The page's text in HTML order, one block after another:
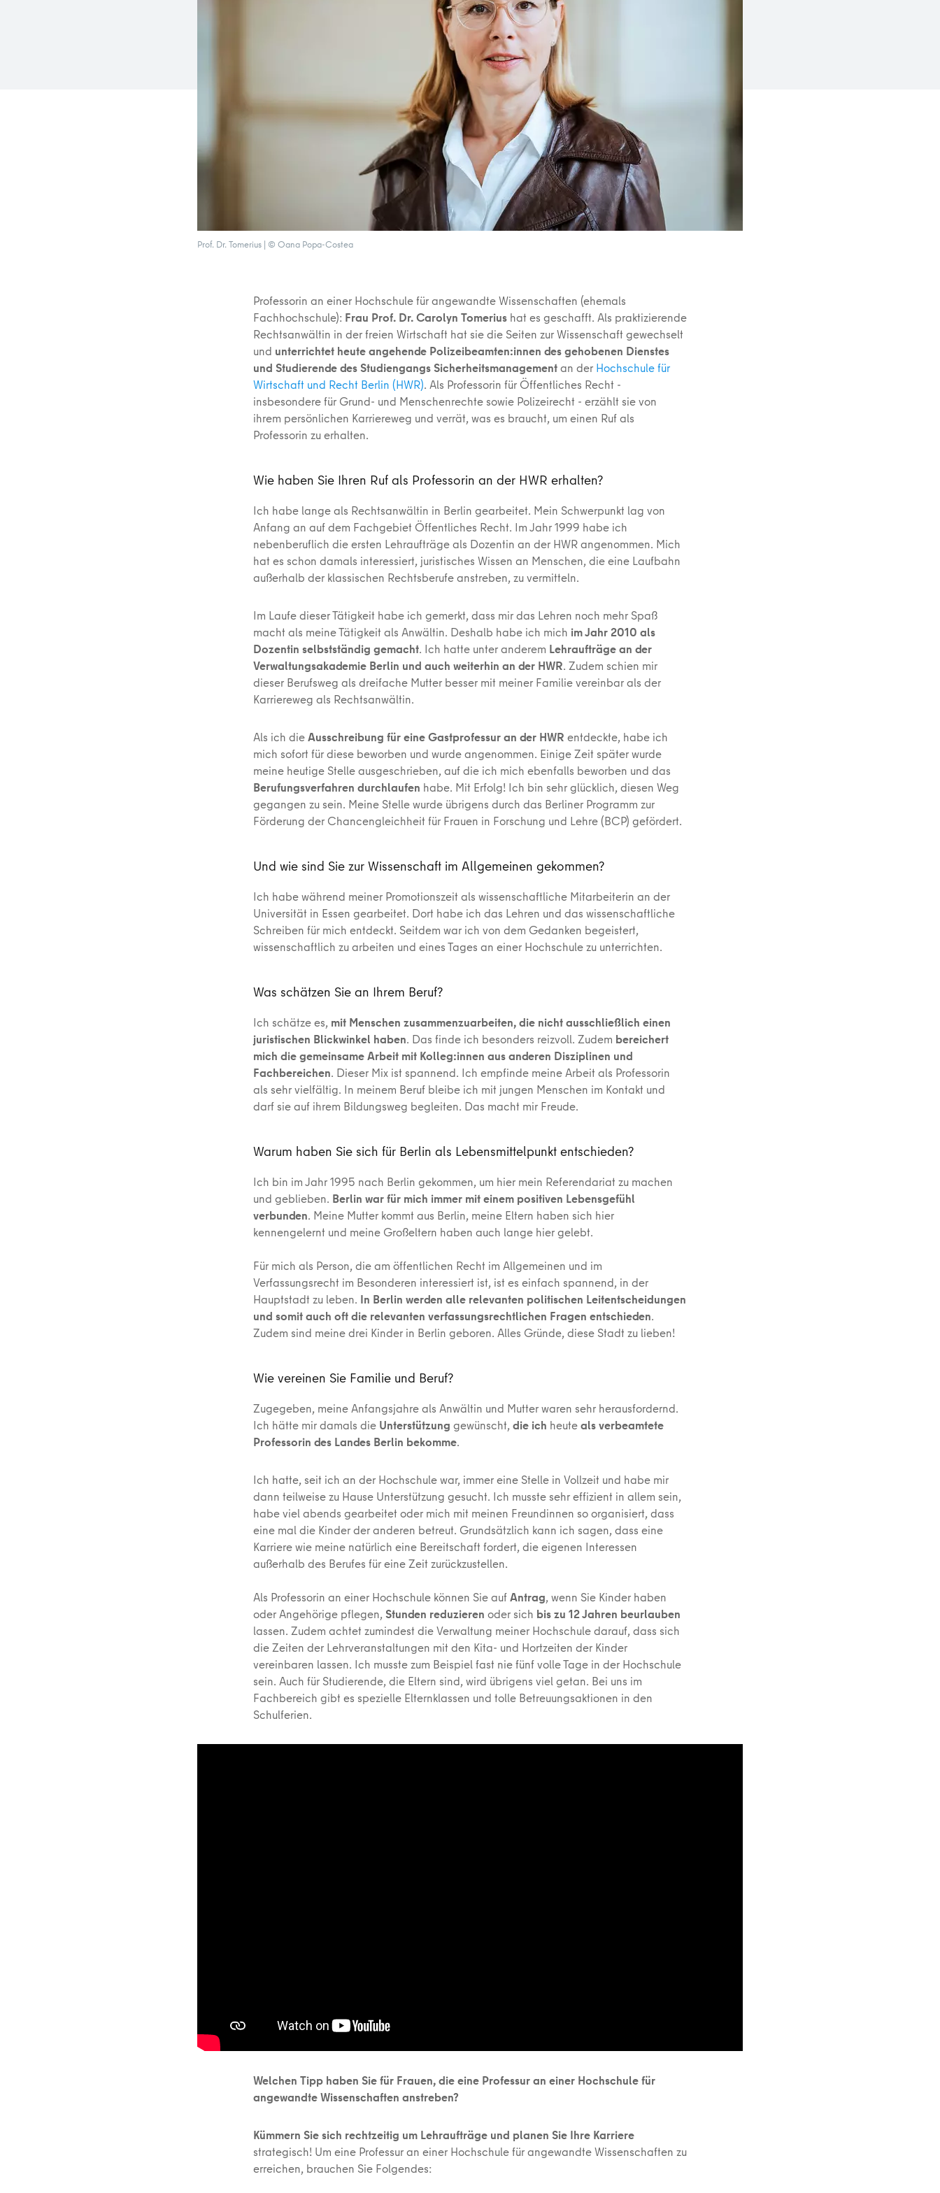
Prof. Dr. Tomerius | © Oana Popa-Costea
Professorin an einer Hochschule für angewandte Wissenschaften (ehemals
Fachhochschule): Frau Prof. Dr. Carolyn Tomerius hat es geschafft. Als praktizierende
Rechtsanwältin in der freien Wirtschaft hat sie die Seiten zur Wissenschaft gewechselt
und unterrichtet heute angehende Polizeibeamten:innen des gehobenen Dienstes
und Studierende des Studiengangs Sicherheitsmanagementan der Hochschule für
Wirtschaft und Recht Berlin (HWR). Als Professorin für Öffentliches Recht -
insbesondere für Grund- und Menschenrechte sowie Polizeirecht - erzählt sie von
ihrem persönlichen Karriereweg und verrät, was es braucht, um einen Ruf als
Professorin zu erhalten.
Wie haben Sie Ihren Ruf als Professorin an der HWR erhalten?
Ich habe lange als Rechtsanwältin in Berlin gearbeitet. Mein Schwerpunkt lag von
Anfang an auf dem Fachgebiet Öffentliches Recht. Im Jahr 1999 habe ich
nebenberuflich die ersten Lehraufträge als Dozentin an der HWR angenommen. Mich
hat es schon damals interessiert, juristisches Wissen an Menschen, die eine Laufbahn
außerhalb der klassischen Rechtsberufe anstreben, zu vermitteln.
Im Laufe dieser Tätigkeit habe ich gemerkt, dass mir das Lehren noch mehr Spaß
macht als meine Tätigkeit als Anwältin. Deshalb habe ich mich im Jahr 2010 als
Dozentin selbstständig gemacht. Ich hatte unter anderem Lehraufträge an der
Verwaltungsakademie Berlin und auch weiterhin an der HWR. Zudem schien mir
dieser Berufsweg als dreifache Mutter besser mit meiner Familie vereinbar als der
Karriereweg als Rechtsanwältin.
Als ich dieAusschreibung für eine Gastprofessur an der HWR entdeckte, habe ich
mich sofort für diese beworben und wurde angenommen. Einige Zeit später wurde
meine heutige Stelle ausgeschrieben, auf die ich mich ebenfalls beworben und das
Berufungsverfahren durchlaufen habe. Mit Erfolg! Ich bin sehr glücklich, diesen Weg
gegangen zu sein. Meine Stelle wurde übrigens durch das Berliner Programm zur
Förderung der Chancengleichheit für Frauen in Forschung und Lehre (BCP) gefördert.
Und wie sind Sie zur Wissenschaft im Allgemeinen gekommen?
Ich habe während meiner Promotionszeit als wissenschaftliche Mitarbeiterin an der
Universität in Essen gearbeitet. Dort habe ich das Lehren und das wissenschaftliche
Schreiben für mich entdeckt. Seitdem war ich von dem Gedanken begeistert,
wissenschaftlich zu arbeiten und eines Tages an einer Hochschule zu unterrichten.
Was schätzen Sie an Ihrem Beruf?
Ich schätze es, mit Menschen zusammenzuarbeiten, die nicht ausschließlich einen
juristischen Blickwinkel haben. Das finde ich besonders reizvoll. Zudem bereichert
mich die gemeinsame Arbeit mit Kolleg:innen aus anderen Disziplinen und
Fachbereichen. Dieser Mix ist spannend. Ich empfinde meine Arbeit als Professorin
als sehr vielfältig. In meinem Beruf bleibe ich mit jungen Menschen im Kontakt und
darf sie auf ihrem Bildungsweg begleiten. Das macht mir Freude.
Warum haben Sie sich für Berlin als Lebensmittelpunkt entschieden?
Ich bin im Jahr 1995 nach Berlin gekommen, um hier mein Referendariat zu machen
und geblieben. Berlin war für mich immer mit einem positiven Lebensgefühl
verbunden. Meine Mutter kommt aus Berlin, meine Eltern haben sich hier
kennengelernt und meine Großeltern haben auch lange hier gelebt.
Für mich als Person, die am öffentlichen Recht im Allgemeinen und im
Verfassungsrecht im Besonderen interessiert ist, ist es einfach spannend, in der
Hauptstadt zu leben. In Berlin werden alle relevanten politischen Leitentscheidungen
und somit auch oft die relevanten verfassungsrechtlichen Fragen entschieden.
Zudem sind meine drei Kinder in Berlin geboren. Alles Gründe, diese Stadt zu lieben!
Wie vereinen Sie Familie und Beruf?
Zugegeben, meine Anfangsjahre als Anwältin und Mutter waren sehr herausfordernd.
Ich hätte mir damals die Unterstützung gewünscht,die ich heuteals verbeamtete
Professorin des Landes Berlin bekomme.
Ich hatte, seit ich an der Hochschule war, immer eine Stelle in Vollzeit und habe mir
dann teilweise zu Hause Unterstützung gesucht. Ich musste sehr effizient in allem sein,
habe viel abends gearbeitet oder mich mit meinen Freundinnen so organisiert, dass
eine mal die Kinder der anderen betreut. Grundsätzlich kann ich sagen, dass eine
Karriere wie meine natürlich eine Bereitschaft fordert, die eigenen Interessen
außerhalb des Berufes für eine Zeit zurückzustellen.
Als Professorin an einer Hochschule können Sie aufAntrag, wenn Sie Kinder haben
oder Angehörige pflegen,Stunden reduzieren oder sich bis zu 12 Jahren beurlauben
lassen. Zudem achtet zumindest die Verwaltung meiner Hochschule darauf, dass sich
die Zeiten der Lehrveranstaltungen mit den Kita- und Hortzeiten der Kinder
vereinbaren lassen. Ich musste zum Beispiel fast nie fünf volle Tage in der Hochschule
sein. Auch für Studierende, die Eltern sind, wird übrigens viel getan. Bei uns im
Fachbereich gibt es spezielle Elternklassen und tolle Betreuungsaktionen in den
Schulferien.
Welchen Tipp haben Sie für Frauen, die eine Professur an einer Hochschule für
angewandte Wissenschaften anstreben?
Kümmern Sie sich rechtzeitig um Lehraufträge und planen Sie Ihre Karriere
strategisch! Um eine Professur an einer Hochschule für angewandte Wissenschaften zu
erreichen, brauchen Sie Folgendes: